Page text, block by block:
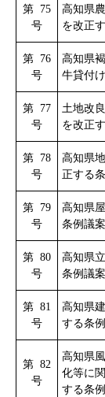
第 75
号
高知県
を改正
第 76
号
高知県
牛貸付
第 77
号
土地改
を改正
第 78
号
高知県
正する
第 79
号
高知県
条例議案
第 80
号
高知県
条例議案
第 81
号
高知県
する条
第 82
号
高知県
化等に
する条